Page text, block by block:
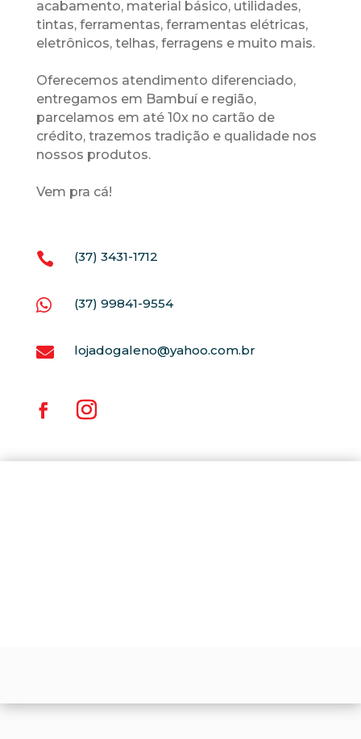
acabamento, material básico, utilidades,
tintas, ferramentas, ferramentas elétricas,
eletrônicos, telhas, ferragens e muito mais.
Oferecemos atendimento diferenciado,
entregamos em Bambuí e região,
parcelamos em até 10x no cartão de
crédito, trazemos tradição e qualidade nos
nossos produtos.
Vem pra cá!
 (37) 3431-1712
 (37) 99841-9554
 lojadogaleno@yahoo.com.br